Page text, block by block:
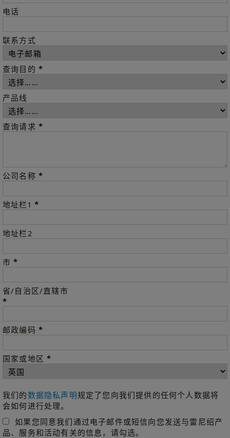
电话
联系方式
查询目的 *
产品线
查询请求 *
公司名称 *
地址栏1 *
地址栏2
市*
省/自治区/直辖市
*
邮政编码 *
国家或地区*
我们的数据隐私声明规定了您向我们提供的任何个人数据将
会如何进行处理。
如果您同意我们通过电子邮件或短信向您发送与雷尼绍产
品、服务和活动有关的信息，请勾选。